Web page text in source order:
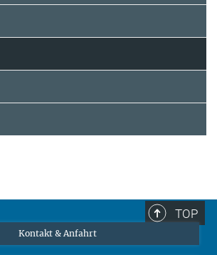
TOP
Kontakt & Anfahrt